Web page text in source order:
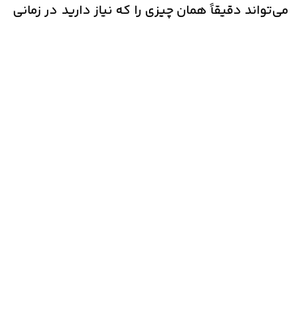
دقیقاً همان چیزی را که نیاز دارید در زمانی